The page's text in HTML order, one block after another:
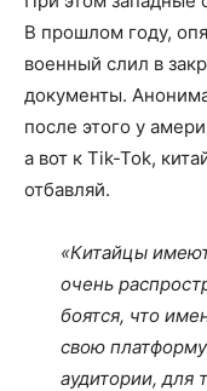
В прошлом году,
военный слил в
документы.
после этого у
а вот к Tik-Tok,
отбавляй.
«Китайцы
очень
боятся, что
свою
аудитории, для